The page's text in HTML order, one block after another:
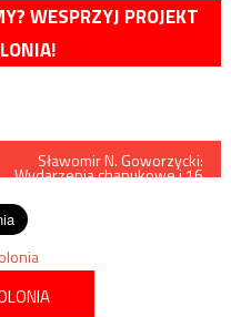
WESPRZYJ PROJEKT
Sławomir N. Goworzycki:
Wydarzenia chanukowe i 16